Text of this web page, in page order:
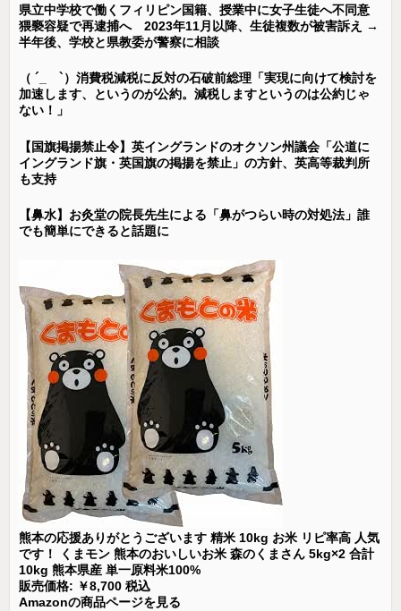
県立中学校で働くフィリピン国籍、授業中に女子生徒へ不同意
猥褻容疑で再逮捕へ 2023年11月以降、生徒複数が被害訴え →
半年後、学校と県教委が警察に相談
（ ´_ゝ`）消費税減税に反対の石破前総理「実現に向けて検討を
加速します、というのが公約。減税しますというのは公約じゃ
ない！」
【国旗掲揚禁止令】英イングランドのオクソン州議会「公道に
イングランド旗・英国旗の掲揚を禁止」の方針、英高等裁判所
も支持
【鼻水】お灸堂の院長先生による「鼻がつらい時の対処法」誰
でも簡単にできると話題に
熊本の応援ありがとうございます 精米 10kg お米 リピ率高 人気
です！ くまモン 熊本のおいしいお米 森のくまさん 5kg×2 合計
10kg 熊本県産 単一原料米100%
販売価格: ￥8,700 税込
Amazonの商品ページを見る